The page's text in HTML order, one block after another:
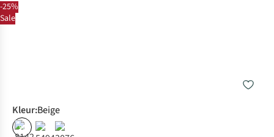
-25%
Sale
Kleur:Beige
%